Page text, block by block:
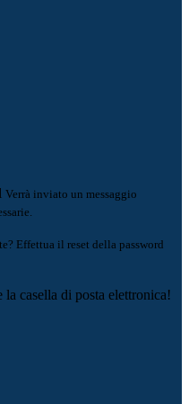
Verrà inviato un messaggio
Effettua il reset della password
casella di posta elettronica!